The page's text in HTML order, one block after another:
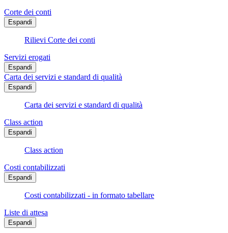
Corte dei conti
Espandi
Rilievi Corte dei conti
Servizi erogati
Espandi
Carta dei servizi e standard di qualità
Espandi
Carta dei servizi e standard di qualità
Class action
Espandi
Class action
Costi contabilizzati
Espandi
Costi contabilizzati - in formato tabellare
Liste di attesa
Espandi